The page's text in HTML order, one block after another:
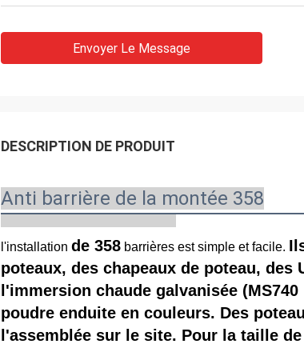
Envoyer Le Message
DESCRIPTION DE PRODUIT
Anti barrière de la montée 358
l'installation de 358 barrières est simple et facile.
poteaux, des chapeaux de poteau,
l'immersion chaude galvanisée
poudre enduite en couleurs. Des
l'assemblée sur le site. Pour la taille